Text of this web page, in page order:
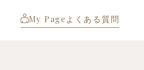
My Pageよくある質問